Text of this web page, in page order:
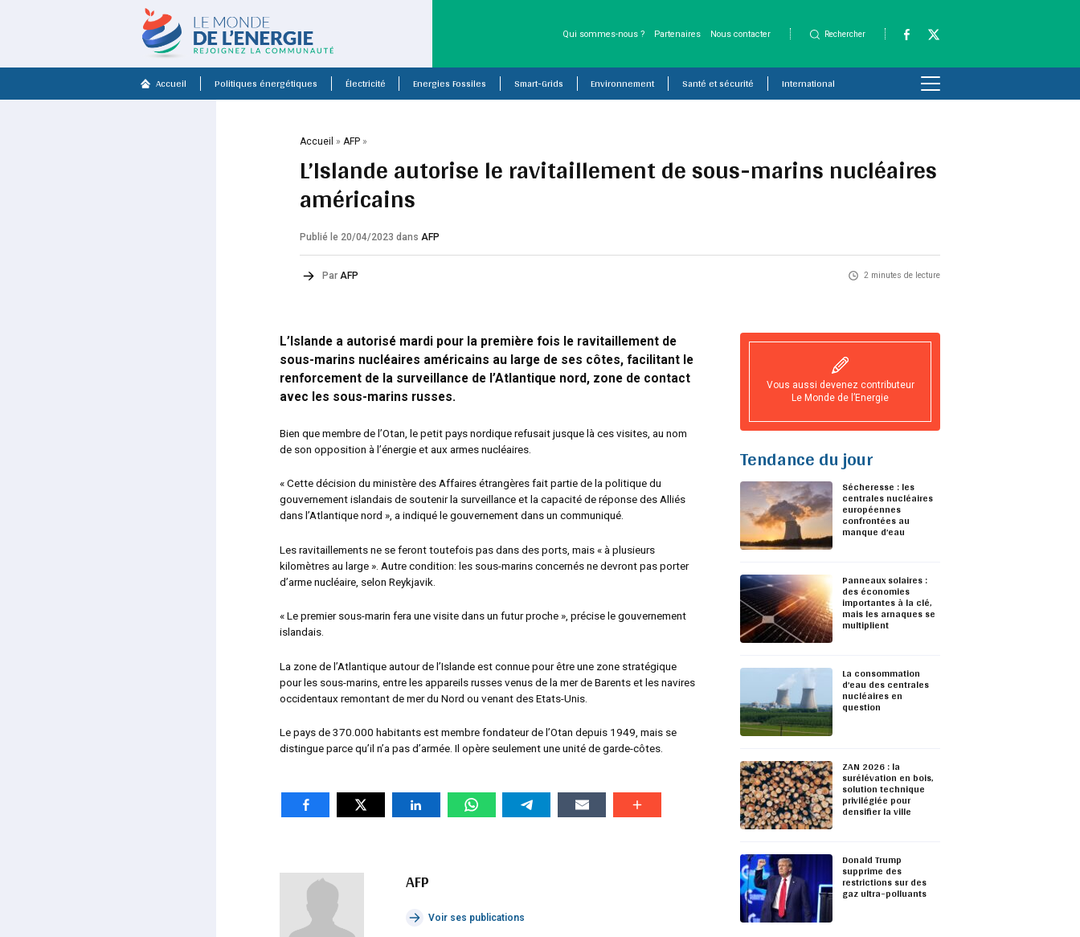
Qui sommes-nous ? Partenaires Nous contacter Rechercher
Accueil Politiques énergétiques Électricité Energies Fossiles Smart-Grids Environnement Santé et sécurité International
Accueil »AFP »
L’Islande autorise le ravitaillement de sous-marins nucléaires
américains
Publié le 20/04/2023dans AFP
Par AFP 2 minutes de lecture
L’Islande a autorisé mardi pour la première fois le ravitaillement de
sous-marins nucléaires américains au large de ses côtes, facilitant le
renforcement de la surveillance de l’Atlantique nord, zone de contact
avec les sous-marins russes.
Bien que membre de l’Otan, le petit pays nordique refusait jusque là ces visites, au nom
de son opposition à l’énergie et aux armes nucléaires.
« Cette décision du ministère des Affaires étrangères fait partie de la politique du
gouvernement islandais de soutenir la surveillance et la capacité de réponse des Alliés
dans l’Atlantique nord », a indiqué le gouvernement dans un communiqué.
Les ravitaillements ne se feront toutefois pas dans des ports, mais « à plusieurs
kilomètres au large ». Autre condition: les sous-marins concernés ne devront pas porter
d’arme nucléaire, selon Reykjavik.
« Le premier sous-marin fera une visite dans un futur proche », précise le gouvernement
islandais.
La zone de l’Atlantique autour de l’Islande est connue pour être une zone stratégique
pour les sous-marins, entre les appareils russes venus de la mer de Barents et les navires
occidentaux remontant de mer du Nord ou venant des Etats-Unis.
Le pays de 370.000 habitants est membre fondateur de l’Otan depuis 1949, mais se
distingue parce qu’il n’a pas d’armée. Il opère seulement une unité de garde-côtes.
AFP
Voir ses publications
Vous aussi devenez contributeur
Le Monde de l’Energie
Tendance du jour
Sécheresse : les
centrales nucléaires
européennes
confrontées au
manque d’eau
Panneaux solaires :
des économies
importantes à la clé,
mais les arnaques se
multiplient
La consommation
d’eau des centrales
nucléaires en
question
ZAN 2026 : la
surélévation en bois,
solution technique
privilégiée pour
densifier la ville
Donald Trump
supprime des
restrictions sur des
gaz ultra-polluants